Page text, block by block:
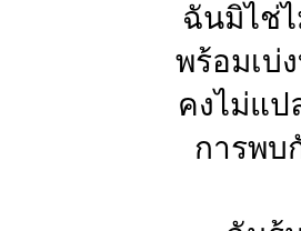
ฉันมิไช่ไ
พร้อมเบ่
คงไม่แป
การพบ